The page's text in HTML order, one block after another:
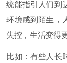
统能指引人们到
环境感到陌生，
失控，生活变得
比如：有些人长